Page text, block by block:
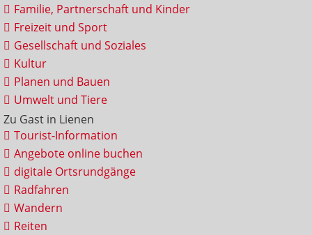
Familie, Partnerschaft und Kinder
Freizeit und Sport
Gesellschaft und Soziales
Kultur
Planen und Bauen
Umwelt und Tiere
Zu Gast in Lienen
Tourist-Information
Angebote online buchen
digitale Ortsrundgänge
Radfahren
Wandern
Reiten